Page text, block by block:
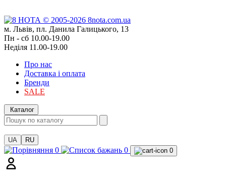
м. Львів, пл. Данила Галицького, 13
Пн - сб 10.00-19.00
Неділя 11.00-19.00
Про нас
Доставка і оплата
Бренди
SALE
Каталог
UA RU
0 0 0